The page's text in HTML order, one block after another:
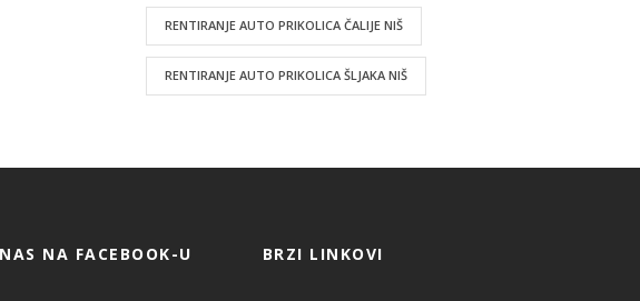
RENTIRANJE AUTO PRIKOLICA ČALIJE NIŠ
RENTIRANJE AUTO PRIKOLICA ŠLJAKA NIŠ
NA FACEBOOK-U BRZI LINKOVI